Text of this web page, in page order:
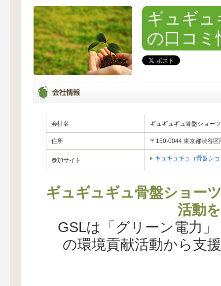
ギュギ
の口コミ
会社名 ギュギュギュ骨盤ショー
住所 〒150-0044 東京都渋谷区
参加サイト ギュギュギュ（骨盤シ
ギュギュギュ骨盤ショー
活動
GSLは「グリーン電力
の環境貢献活動から支